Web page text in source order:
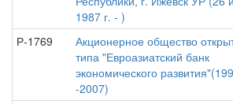
1987 г. - )
Р-1769
Акционерное общество
типа "Евроазиатский банк
экономического
-2007)